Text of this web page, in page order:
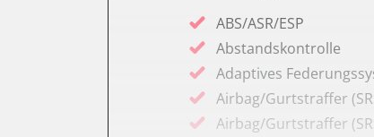
ABS/ASR/ESP
Abstandskontrolle
Adaptives
Airbag/Gurtstraffer
Airbag/Gurtstraffer